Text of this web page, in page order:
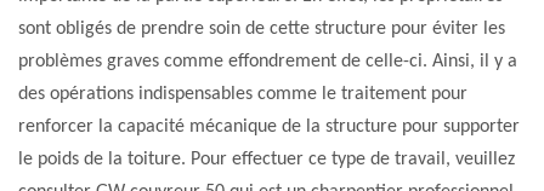
sont obligés de prendre soin de cette structure pour éviter les
problèmes graves comme effondrement de celle-ci. Ainsi, il y a
des opérations indispensables comme le traitement pour
renforcer la capacité mécanique de la structure pour supporter
le poids de la toiture. Pour effectuer ce type de travail, veuillez